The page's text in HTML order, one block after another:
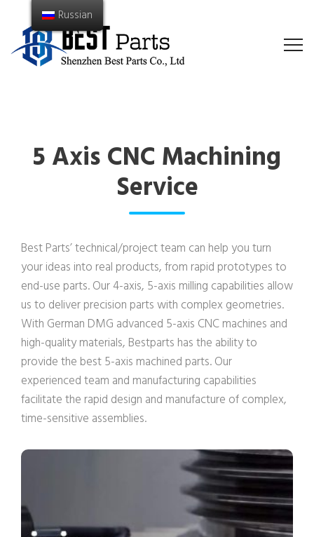
5 Axis CNC Machining
Service
Best Parts’ technical/project team can help you turn
your ideas into real products, from rapid prototypes to
end-use parts. Our 4-axis, 5-axis milling capabilities allow
us to deliver precision parts with complex geometries.
With German DMG advanced 5-axis CNC machines and
high-quality materials, Bestparts has the ability to
provide the best 5-axis machined parts. Our
experienced team and manufacturing capabilities
facilitate the rapid design and manufacture of complex,
time-sensitive assemblies.
5-Axis CNC Machining
Service Online
Russian